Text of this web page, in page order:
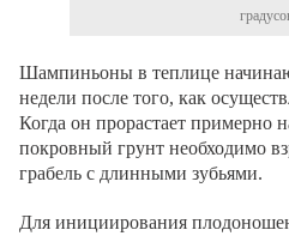
Шампиньоны в теплице
недели после того, как
Когда он прорастает примерно
покровный грунт необходимо
грабель с длинными зубьями.
Для инициирования